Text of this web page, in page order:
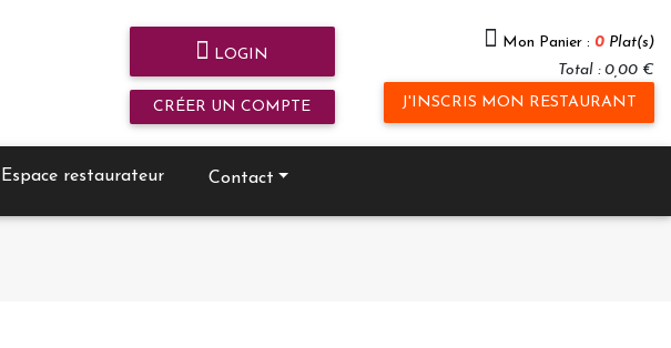
LOGIN
CRÉER UN COMPTE
Mon Panier : 0 Plat(s)
Total : 0,00 €
J'INSCRIS MON RESTAURANT
Espace restaurateur Contact